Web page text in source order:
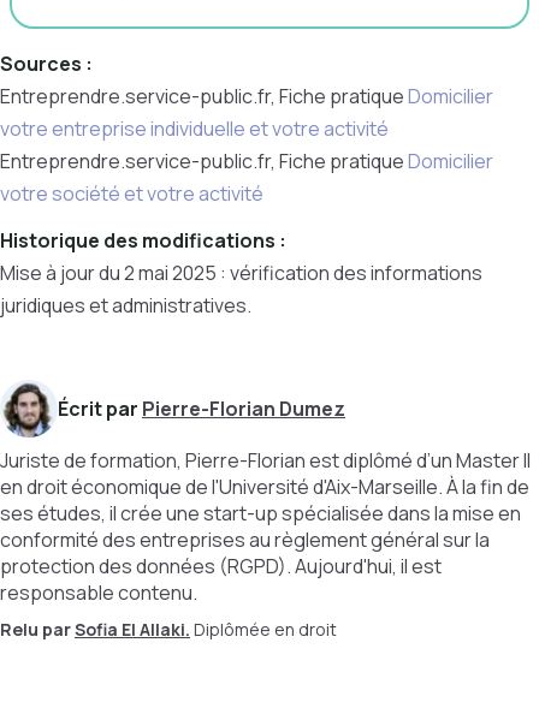
Sources :
Entreprendre.service-public.fr, Fiche pratiqueDomicilier
votre entreprise individuelle et votre activité
Entreprendre.service-public.fr, Fiche pratiqueDomicilier
votre société et votre activité
Historique des modifications :
Mise à jour du 2 mai 2025 : vérification des informations
juridiques et administratives.
Écrit par Pierre-Florian Dumez
Juriste de formation, Pierre-Florian est diplômé d’un Master II
en droit économique de l'Université d'Aix-Marseille. À la fin de
ses études, il crée une start-up spécialisée dans la mise en
conformité des entreprises au règlement général sur la
protection des données (RGPD). Aujourd'hui, il est
responsable contenu.
Relu parSofia El Allaki. Diplômée en droit